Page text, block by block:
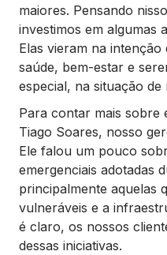
maiores. Pensando
investimos em algumas
Elas vieram na
saúde, bem-estar e
especial, na situação de
Para contar mais sobre
Tiago Soares, nosso
Ele falou um pouco
emergenciais adotadas
principalmente aquelas
vulneráveis e a
é claro, os nossos
dessas iniciativas.